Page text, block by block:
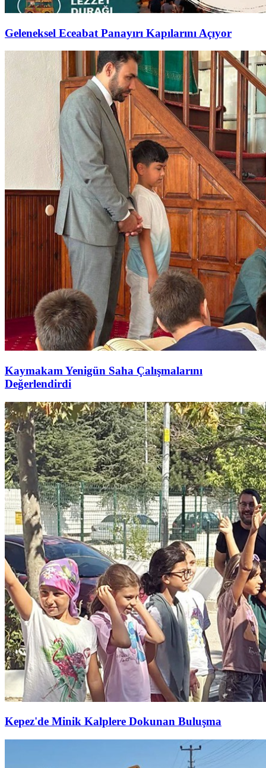
Geleneksel Eceabat Panayırı Kapılarını Açıyor
Kaymakam Yenigün Saha Çalışmalarını
Değerlendirdi
Kepez'de Minik Kalplere Dokunan Buluşma